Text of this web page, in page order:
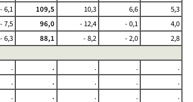
- 6,1 109,5 10,3 6,6
5,3
- 7,5 96,0 - 12,4 - 0,1
4,0
- 6,3 88,1 - 8,2 - 2,0
2,8
. . . .
.
. . . .
.
. . . .
.